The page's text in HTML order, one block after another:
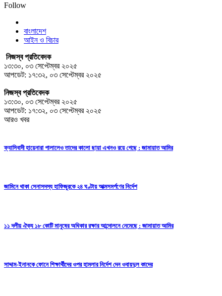
Follow
বাংলাদেশ
আইন ও বিচার
নিজস্ব প্রতিবেদক
১৩:৩০, ০৩ সেপ্টেম্বর ২০২৫
আপডেট: ১৭:৩২, ০৩ সেপ্টেম্বর ২০২৫
নিজস্ব প্রতিবেদক
১৩:৩০, ০৩ সেপ্টেম্বর ২০২৫
আপডেট: ১৭:৩২, ০৩ সেপ্টেম্বর ২০২৫
আরও খবর
ফ্যাসিবাদী হায়েনারা পালালেও তাদের কালো ছায়া এখনও রয়ে গেছে : জামায়াত আমির
জামিনে থাকা সেনাসদস্য হাফিজুরকে ২৪ ঘণ্টায় আত্মসমর্পণের নির্দেশ
১১ দলীয় ঐক্য ১৮ কোটি মানুষের অধিকার রক্ষার আন্দোলনে নেমেছে : জামায়াত আমির
সাদ্দাম-ইনানকে ফোনে শিক্ষার্থীদের ওপর হামলার নির্দেশ দেন ওবায়দুল কাদের